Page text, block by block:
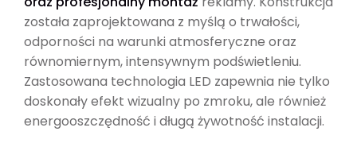
została zaprojektowana z myślą o trwałości,
odporności na warunki atmosferyczne oraz
równomiernym, intensywnym podświetleniu.
Zastosowana technologia LED zapewnia nie tylko
doskonały efekt wizualny po zmroku, ale również
energooszczędność i długą żywotność instalacji.